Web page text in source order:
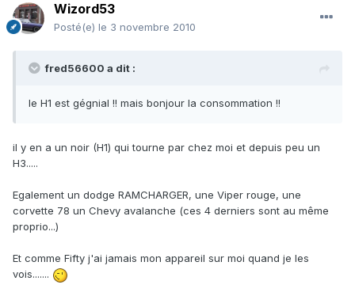
Wizord53
Posté(e) le 3 novembre 2010
fred56600 a dit :
le H1 est gégnial !! mais bonjour la consommation !!
il y en a un noir (H1) qui tourne par chez moi et depuis peu un
H3.....
Egalement un dodge RAMCHARGER, une Viper rouge, une
corvette 78 un Chevy avalanche (ces 4 derniers sont au même
proprio...)
Et comme Fifty j'ai jamais mon appareil sur moi quand je les
vois.......